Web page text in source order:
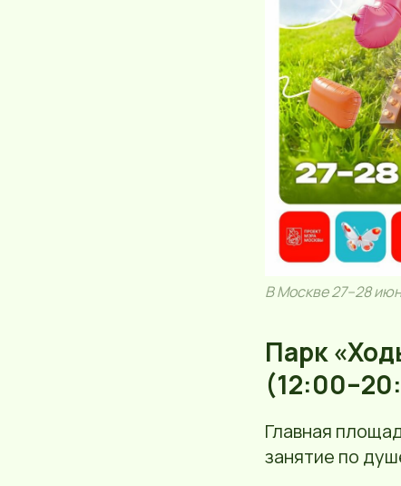
В Москве 27–28
Парк
Главная
занятие по